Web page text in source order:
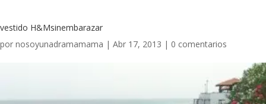
vestido H&Msinembarazar
por nosoyunadramamama | Abr 17, 2013 | 0 comentarios